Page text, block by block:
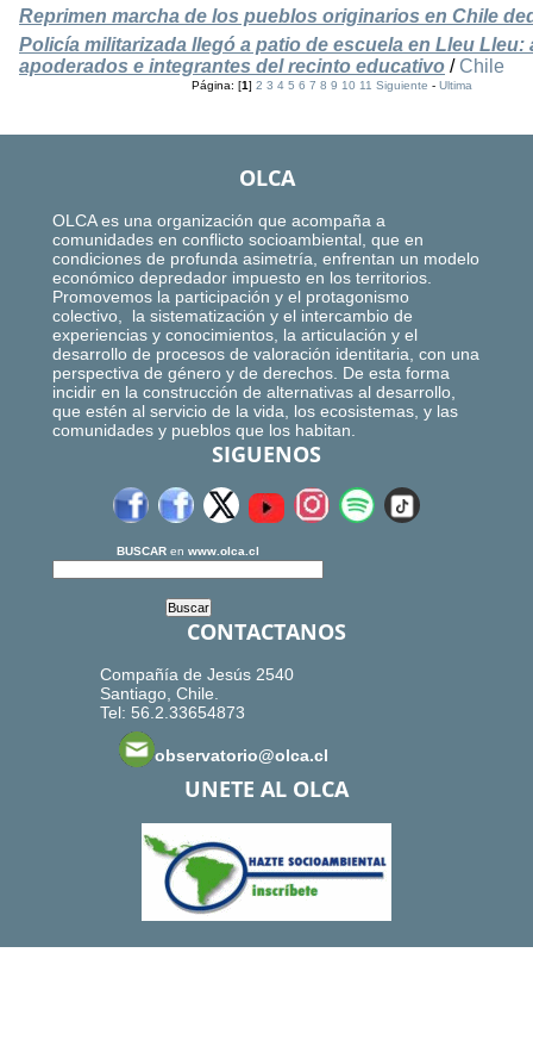
Reprimen marcha de los pueblos originarios en Chile
Policía militarizada llegó a patio de escuela en Lleu
apoderados e integrantes del recinto educativo / Chile
Página: [1]2 3 4 5 6 7 8 9 10 11 Siguiente -Ultima
OLCA
OLCA es una organización que acompaña a
comunidades en conflicto socioambiental, que en
condiciones de profunda asimetría, enfrentan un modelo
económico depredador impuesto en los territorios.
Promovemos la participación y el protagonismo
colectivo, la sistematización y el intercambio de
experiencias y conocimientos, la articulación y el
desarrollo de procesos de valoración identitaria, con una
perspectiva de género y de derechos. De esta forma
incidir en la construcción de alternativas al desarrollo,
que estén al servicio de la vida, los ecosistemas, y las
comunidades y pueblos que los habitan.
SIGUENOS
BUSCAR en www.olca.cl
CONTACTANOS
Compañía de Jesús 2540
Santiago, Chile.
Tel: 56.2.33654873
observatorio@olca.cl
UNETE AL OLCA